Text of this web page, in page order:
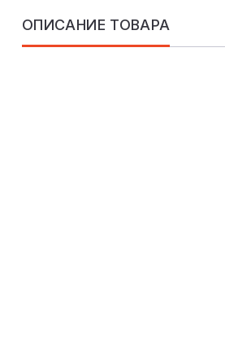
ОПИСАНИЕ ТОВАРА